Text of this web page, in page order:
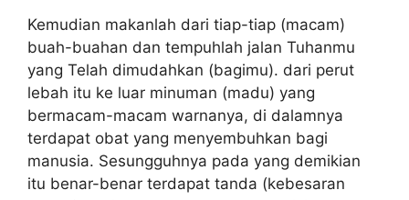
Kemudian makanlah dari tiap-tiap (macam)
buah-buahan dan tempuhlah jalan Tuhanmu
yang Telah dimudahkan (bagimu). dari perut
lebah itu ke luar minuman (madu) yang
bermacam-macam warnanya, di dalamnya
terdapat obat yang menyembuhkan bagi
manusia. Sesungguhnya pada yang demikian
itu benar-benar terdapat tanda (kebesaran